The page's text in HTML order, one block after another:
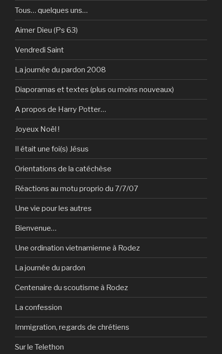
Tous… quelques uns…
Aimer Dieu (Ps 63)
Vendredi Saint
La journée du pardon 2008
Diaporamas et textes (plus ou moins nouveaux)
A propos de Harry Potter…
Joyeux Noël !
Il était une foi(s) Jésus
Orientations de la catéchèse
Réactions au motu proprio du 7/7/07
Une vie pour les autres
Bienvenue…
Une ordination vietnamienne à Rodez
La journée du pardon
Centenaire du scoutisme à Rodez
La confession
Immigration, regards de chrétiens
Sur le Telethon